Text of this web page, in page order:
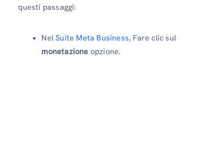
questi passaggi:
NelSuite Meta Business, Fare clic sul
monetazione opzione.